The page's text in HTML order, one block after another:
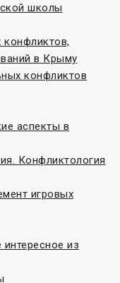
школы
в Крыму
конфликтов
аспекты в
Конфликтология
игровых
из